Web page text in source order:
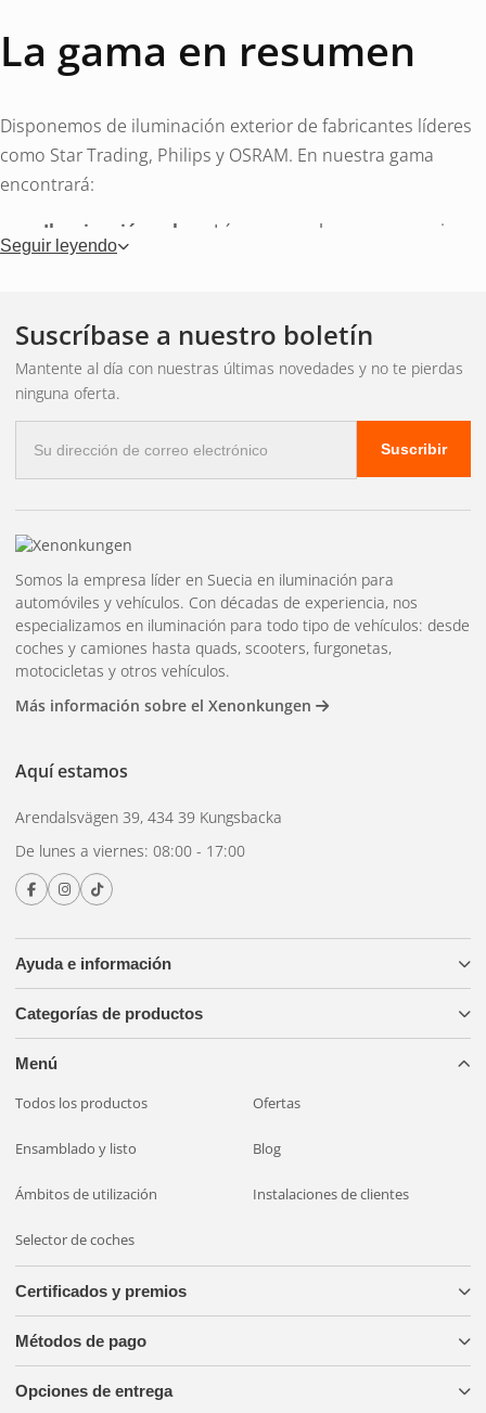
La gama en resumen
Disponemos de iluminación exterior de fabricantes líderes
como Star Trading, Philips y OSRAM. En nuestra gama
encontrará:
Iluminación solar
– Lámparas solares y accesorios
que iluminan sin electricidad
estrellas y figuras iluminadas
Luces exteriores – Iluminación fija para balcón,
fachada y pasarela.
Decoraciones navideñas para exteriores
Compra iluminación
exterior en
Xenonkungen.
Amplia gama de productos a buenos precios. Entrega
rápida y garantía de devolución de dinero de 30 días.
Seguir leyendo
Suscríbase a nuestro boletín
Mantente al día con nuestras últimas novedades y no te pierdas
ninguna oferta.
electrónico
Suscribir
Ayuda e información
Categorías de productos
Menú
Todos los productos Ofertas
Ensamblado y listo Blog
Ámbitos de utilización Instalaciones de clientes
Selector de coches
Somos la empresa líder en Suecia en iluminación para
automóviles y vehículos. Con décadas de experiencia, nos
especializamos en iluminación para todo tipo de vehículos: desde
coches y camiones hasta quads, scooters, furgonetas,
motocicletas y otros vehículos.
Más información sobre el Xenonkungen
Aquí estamos
Arendalsvägen 39, 434 39 Kungsbacka
De lunes a viernes: 08:00 - 17:00
Certificados y premios
Métodos de pago
Opciones de entrega